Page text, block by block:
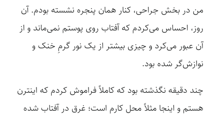
من در بخش جراحی، کنار همان پنجره نشسته بودم. آن
روز، احساس می‌کردم که آفتاب روی پوستم نمی‌ماند و از
آن عبور می‌کرد و چیزی بیشتر از یک نور گرمِ خنک و
نوازش‌گر شده بود.
چند دقیقه نگذشته بود که کاملاً فراموش کردم که اینترن
هستم و اینجا مثلاً محل کارم است؛ غرق در آفتاب شده